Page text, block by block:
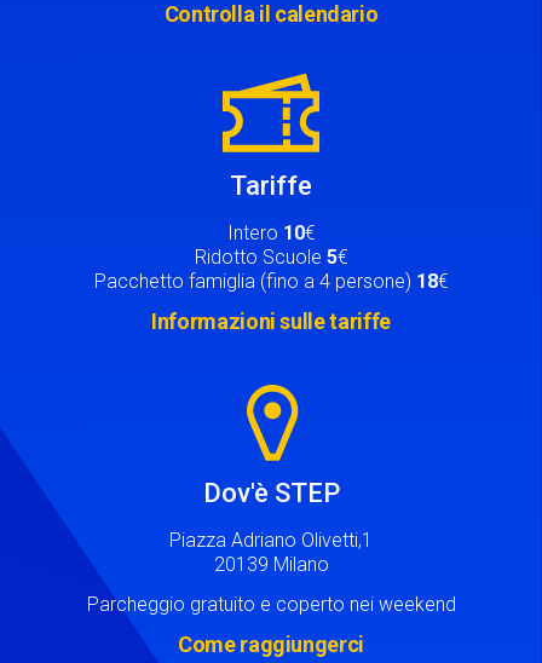
Controlla il calendario
Tariffe
Intero 10€
Ridotto Scuole 5€
Pacchetto famiglia (fino a 4 persone) 18€
Informazioni sulle tariffe
Dov'è STEP
Piazza Adriano Olivetti,1
20139 Milano
Parcheggio gratuito e coperto nei weekend
Come raggiungerci